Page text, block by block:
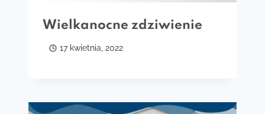
Wielkanocne zdziwienie
17 kwietnia, 2022